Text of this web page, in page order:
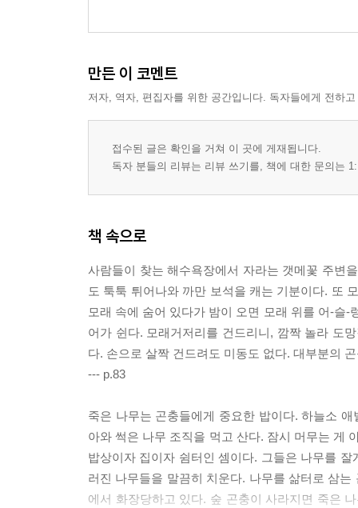
만든 이 코멘트
저자, 역자, 편집자를 위한 공간입니다. 독자들에게 전하
접수된 글은 확인을 거쳐 이 곳에 게재됩니다.
독자 분들의 리뷰는 리뷰 쓰기를, 책에 대한 문의는
책 속으로
사람들이 찾는 해수욕장에서 자라는 갯메꽃 주변
도 툭툭 튀어나와 까만 보석을 캐는 기분이다. 또
모래 속에 숨어 있다가 밤이 오면 모래 위를 어-슬
어가 쉰다. 모래거저리를 건드리니, 깜짝 놀라 도
다. 손으로 살짝 건드려도 미동도 없다. 대부분의
--- p.83
죽은 나무는 곤충들에게 중요한 밥이다. 하늘소
아와 썩은 나무 조직을 먹고 산다. 잠시 머무는 게
밥상이자 집이자 쉼터인 셈이다. 그들은 나무를
러진 나무들을 말끔히 치운다. 나무를 삶터로 삼
에서 화장당하고 있다. 숲 곤충이 사라지면 죽은